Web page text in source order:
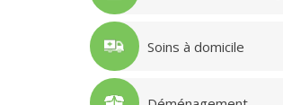
Soins à domicile